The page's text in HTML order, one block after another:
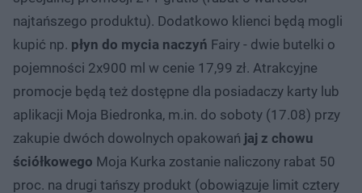
najtańszego produktu). Dodatkowo klienci będą mogli
kupić np. płyn do mycia naczyń Fairy - dwie butelki o
pojemności 2x900 ml w cenie 17,99 zł. Atrakcyjne
promocje będą też dostępne dla posiadaczy karty lub
aplikacji Moja Biedronka, m.in. do soboty (17.08) przy
zakupie dwóch dowolnych opakowań jaj z chowu
ściółkowego Moja Kurka zostanie naliczony rabat 50
proc. na drugi tańszy produkt (obowiązuje limit cztery